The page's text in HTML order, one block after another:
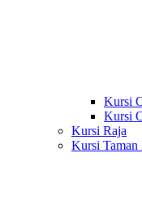
Kursi
Kursi
Kursi Raja
Kursi Taman